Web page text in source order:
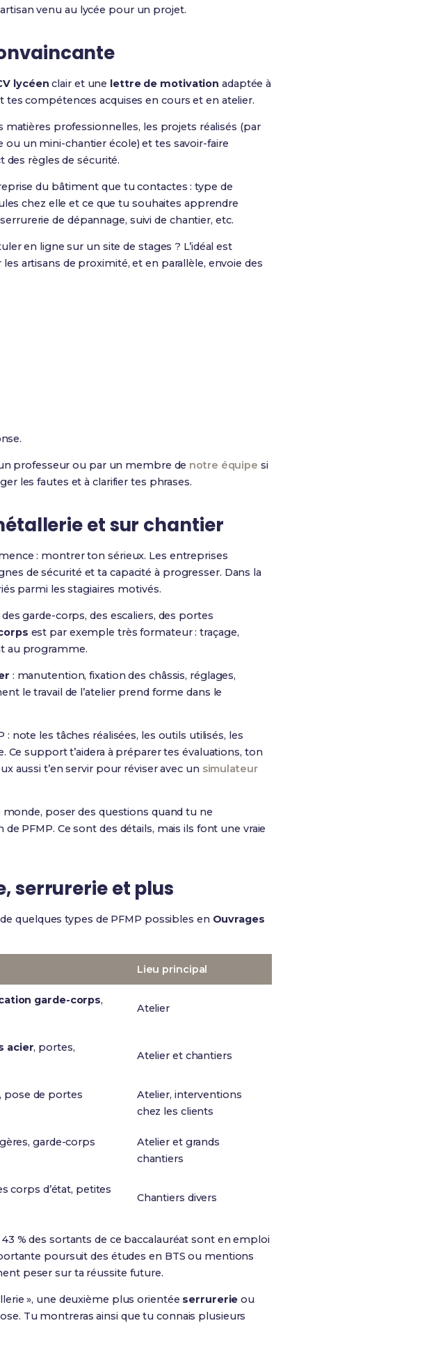
venu au lycée pour un projet.
lycéen clair et une lettre de motivation adaptée à
tes compétences acquises en cours et en atelier.
professionnelles, les projets réalisés (par
ou un mini-chantier école) et tes savoir-faire
des règles de sécurité.
du bâtiment que tu contactes : type de
chez elle et ce que tu souhaites apprendre
de dépannage, suivi de chantier, etc.
en ligne sur un site de stages ? L’idéal est
artisans de proximité, et en parallèle, envoie des
professeur ou par un membre de notre équipe si
les fautes et à clarifier tes phrases.
et sur chantier
: montrer ton sérieux. Les entreprises
de sécurité et ta capacité à progresser. Dans la
parmi les stagiaires motivés.
garde-corps, des escaliers, des portes
est par exemple très formateur : traçage,
au programme.
: manutention, fixation des châssis, réglages,
le travail de l’atelier prend forme dans le
note les tâches réalisées, les outils utilisés, les
Ce support t’aidera à préparer tes évaluations, ton
aussi t’en servir pour réviser avec un simulateur
poser des questions quand tu ne
PFMP. Ce sont des détails, mais ils font une vraie
serrurerie et plus
quelques types de PFMP possibles en Ouvrages
Lieu principal
garde-corps,
Atelier
acier, portes,
Atelier et chantiers
pose de portes
Atelier, interventions
chez les clients
garde-corps
Atelier et grands
chantiers
corps d’état, petites
Chantiers divers
% des sortants de ce baccalauréat sont en emploi
poursuit des études en BTS ou mentions
peser sur ta réussite future.
», une deuxième plus orientée serrurerie ou
Tu montreras ainsi que tu connais plusieurs